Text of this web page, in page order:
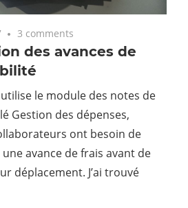
3 comments
des avances de
le module des notes de
Gestion des dépenses,
ont besoin de
avance de frais avant de
déplacement. J’ai trouvé